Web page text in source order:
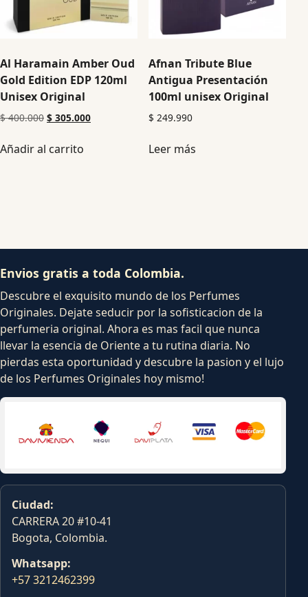
Al Haramain Amber Oud
Gold Edition EDP 120ml
Unisex Original
$400.000 $ 305.000
Añadir al carrito
Afnan Tribute Blue
Antigua Presentación
100ml unisex Original
$ 249.990
Leer más
Envios gratis a toda Colombia.
Descubre el exquisito mundo de los Perfumes
Originales. Dejate seducir por la sofisticacion de la
perfumeria original. Ahora es mas facil que nunca
llevar la esencia de Oriente a tu rutina diaria. No
pierdas esta oportunidad y descubre la pasion y el lujo
de los Perfumes Originales hoy mismo!
Ciudad:
CARRERA 20 #10-41
Bogota, Colombia.
Whatsapp:
+57 3212462399